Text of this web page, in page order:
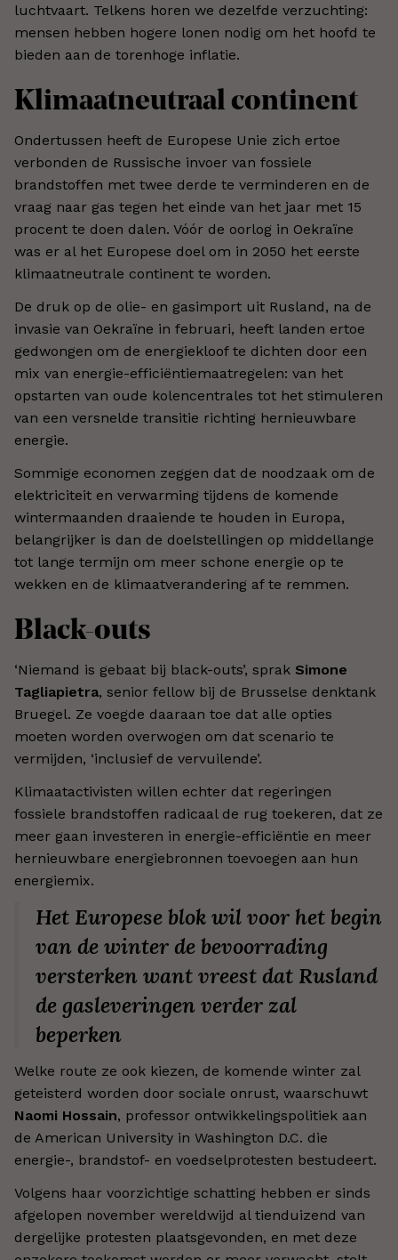
luchtvaart. Telkens horen we dezelfde verzuchting:
mensen hebben hogere lonen nodig om het hoofd te
bieden aan de torenhoge inflatie.
Klimaatneutraal continent
Ondertussen heeft de Europese Unie zich ertoe
verbonden de Russische invoer van fossiele
brandstoffen met twee derde te verminderen en de
vraag naar gas tegen het einde van het jaar met 15
procent te doen dalen. Vóór de oorlog in Oekraïne
was er al het Europese doel om in 2050 het eerste
klimaatneutrale continent te worden.
De druk op de olie- en gasimport uit Rusland, na de
invasie van Oekraïne in februari, heeft landen ertoe
gedwongen om de energiekloof te dichten door een
mix van energie-efficiëntiemaatregelen: van het
opstarten van oude kolencentrales tot het stimuleren
van een versnelde transitie richting hernieuwbare
energie.
Sommige economen zeggen dat de noodzaak om de
elektriciteit en verwarming tijdens de komende
wintermaanden draaiende te houden in Europa,
belangrijker is dan de doelstellingen op middellange
tot lange termijn om meer schone energie op te
wekken en de klimaatverandering af te remmen.
Black-outs
‘Niemand is gebaat bij black-outs’, sprak Simone
Tagliapietra, senior fellow bij de Brusselse denktank
Bruegel. Ze voegde daaraan toe dat alle opties
moeten worden overwogen om dat scenario te
vermijden, ‘inclusief de vervuilende’.
Klimaatactivisten willen echter dat regeringen
fossiele brandstoffen radicaal de rug toekeren, dat ze
meer gaan investeren in energie-efficiëntie en meer
hernieuwbare energiebronnen toevoegen aan hun
energiemix.
Het Europese blok wil voor het begin
van de winter de bevoorrading
versterken want vreest dat Rusland
de gasleveringen verder zal
beperken
Welke route ze ook kiezen, de komende winter zal
geteisterd worden door sociale onrust, waarschuwt
Naomi Hossain, professor ontwikkelingspolitiek aan
de American University in Washington D.C. die
energie-, brandstof- en voedselprotesten bestudeert.
Volgens haar voorzichtige schatting hebben er sinds
afgelopen november wereldwijd al tienduizend van
dergelijke protesten plaatsgevonden, en met deze